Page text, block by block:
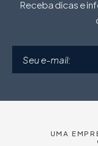
Receba dicas e
UMA